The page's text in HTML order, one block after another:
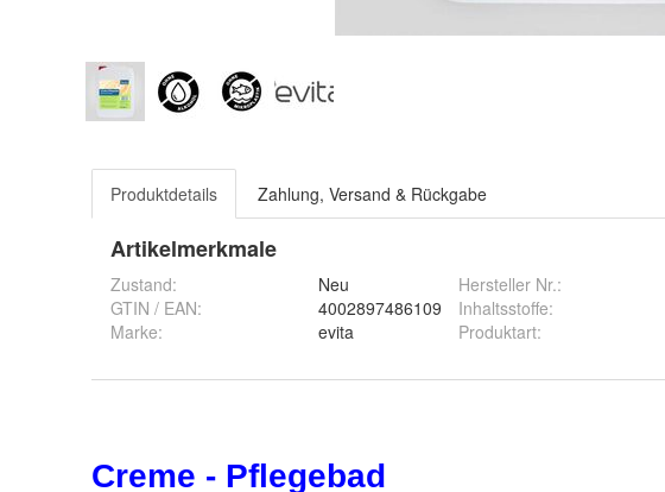
Produktdetails Zahlung, Versand & Rückgabe
Artikelmerkmale
Zustand:
Neu
GTIN / EAN:
4002897486109
Marke:
evita
Hersteller Nr.:
Inhaltsstoffe:
Produktart: